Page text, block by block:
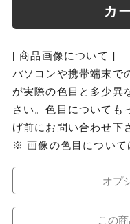
カ
[ 商品画像について ]
パソコンや携帯端末で
が実際の色目と多少異
さい。色目についても
げ前にお問い合わせ下
※ 画像の色目について
オプ
この